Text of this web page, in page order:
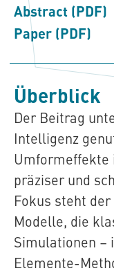
Abstract (PDF)
Paper (PDF)
Überblick
Der Beitrag
Intelligenz
Umformeffekte
präziser und
Fokus steht
Modelle, die
Simulationen –
Elemente-